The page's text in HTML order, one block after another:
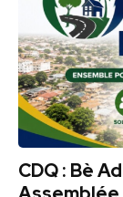
CDQ : Bè